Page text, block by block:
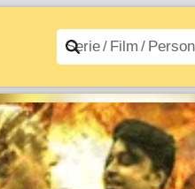
Filme A–Z